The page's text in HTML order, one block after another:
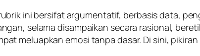
ini bersifat argumentatif, berbasis data,
selama disampaikan secara rasional,
meluapkan emosi tanpa dasar. Di sini,